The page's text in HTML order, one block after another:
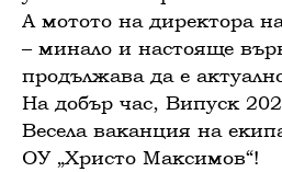
А мотото на директора
– минало и настояще
продължава да е
На добър час, Випуск
Весела ваканция на
ОУ „Христо Максимов“!